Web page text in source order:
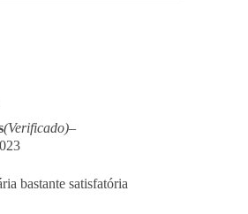
(Verificado)–
bastante satisfatória